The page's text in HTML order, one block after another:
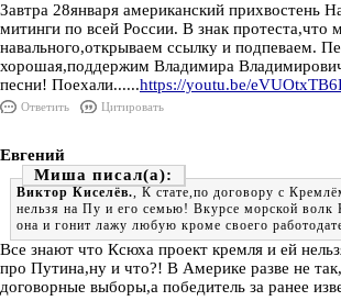
Завтра 28января американский прихвостень
митинги по всей России. В знак протеста,что
навального,открываем ссылку и подпеваем.
хорошая,поддержим Владимира
песни! Поехали......https://youtu.be/
Ответить Цитировать
Евгений
Миша
Виктор Киселёв., К стате,по договору с
нельзя на Пу и его семью! Вкурсе морской волк
она и гонит лажу любую кроме своего
Все знают что Ксюха проект кремля и ей
про Путина,ну и что?! В Америке разве не
договорные выборы,а победитель за ранее